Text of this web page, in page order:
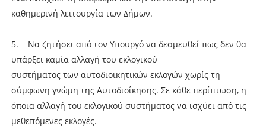
καθημερινή λειτουργία των Δήμων.
5. Να ζητήσει από τον Υπουργό να δεσμευθεί πως δεν θα
υπάρξει καμία αλλαγή του εκλογικού
συστήματος των αυτοδιοικητικών εκλογών χωρίς τη
σύμφωνη γνώμη της Αυτοδιοίκησης. Σε κάθε περίπτωση, η
όποια αλλαγή του εκλογικού συστήματος να ισχύει από τις
μεθεπόμενες εκλογές.